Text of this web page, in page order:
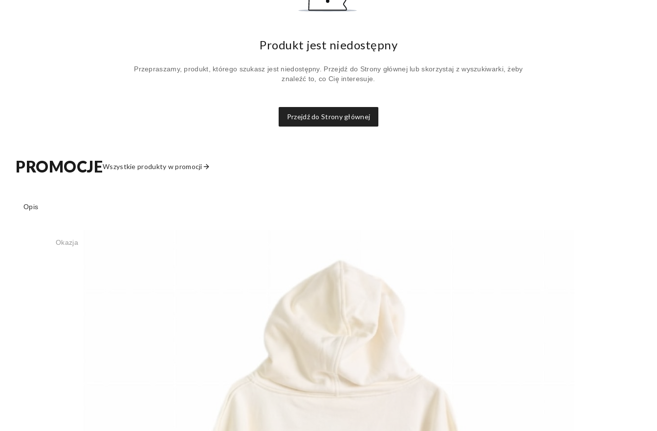
Produkt jest niedostępny
Przepraszamy, produkt, którego szukasz jest niedostępny. Przejdź do Strony głównej lub skorzystaj z wyszukiwarki, żeby
znaleźć to, co Cię interesuje.
Przejdź do Strony głównej
PROMOCJEWszystkie produkty w promocji
Opis
Okazja